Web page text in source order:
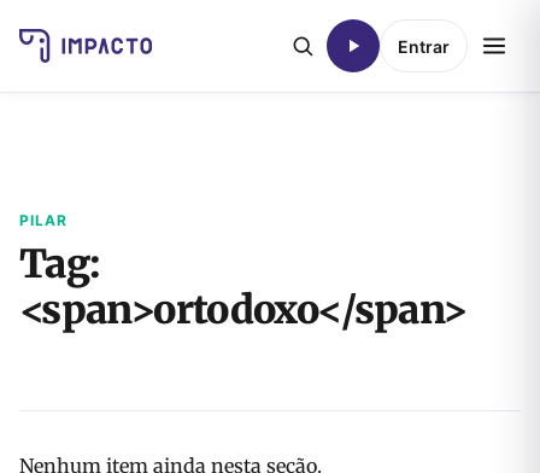
Entrar
PILAR
Tag:
<span>ortodoxo</span>
Nenhum item ainda nesta seção.